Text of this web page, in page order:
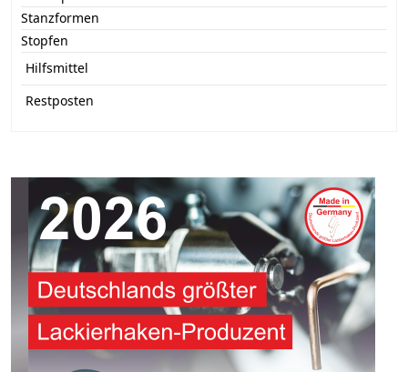
Stanzformen
Stopfen
Hilfsmittel
Restposten